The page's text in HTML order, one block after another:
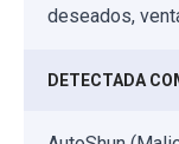
deseados,
DETECTADA